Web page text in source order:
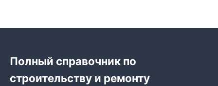
Полный справочник по
строительству и ремонту